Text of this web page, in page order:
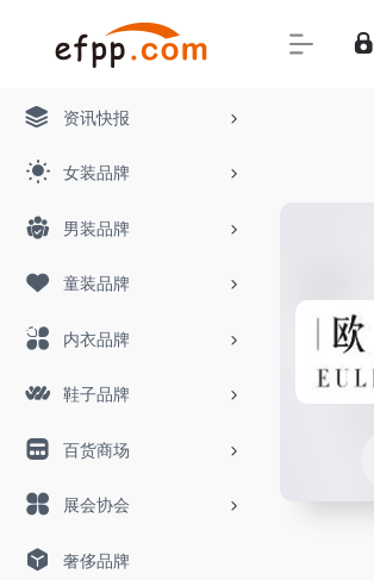
资讯快报
女装品牌
男装品牌
童装品牌
内衣品牌
鞋子品牌
百货商场
展会协会
奢侈品牌